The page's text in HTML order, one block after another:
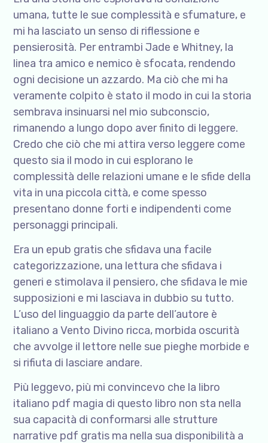
umana, tutte le sue complessità e sfumature, e
mi ha lasciato un senso di riflessione e
pensierosità. Per entrambi Jade e Whitney, la
linea tra amico e nemico è sfocata, rendendo
ogni decisione un azzardo. Ma ciò che mi ha
veramente colpito è stato il modo in cui la storia
sembrava insinuarsi nel mio subconscio,
rimanendo a lungo dopo aver finito di leggere.
Credo che ciò che mi attira verso leggere come
questo sia il modo in cui esplorano le
complessità delle relazioni umane e le sfide della
vita in una piccola città, e come spesso
presentano donne forti e indipendenti come
personaggi principali.
Era un epub gratis che sfidava una facile
categorizzazione, una lettura che sfidava i
generi e stimolava il pensiero, che sfidava le mie
supposizioni e mi lasciava in dubbio su tutto.
L’uso del linguaggio da parte dell’autore è
italiano a Vento Divino ricca, morbida oscurità
che avvolge il lettore nelle sue pieghe morbide e
si rifiuta di lasciare andare.
Più leggevo, più mi convincevo che la libro
italiano pdf magia di questo libro non sta nella
sua capacità di conformarsi alle strutture
narrative pdf gratis ma nella sua disponibilità a